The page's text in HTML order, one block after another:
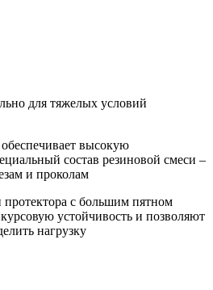
для тяжелых условий
высокую
состав резиновой смеси –
и проколам
с большим пятном
устойчивость и позволяют
нагрузку